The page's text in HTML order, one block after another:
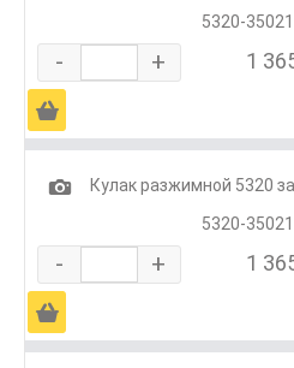
5320-
- + 1
Ä
1
Кулак разжимной 5320
5320-
- + 1
Ä